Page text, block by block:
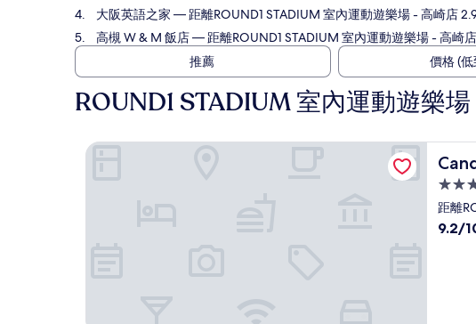
大阪英語之家 — 距離ROUND1 STADIUM 室內運動遊樂場 - 高崎店
高槻 W & M 飯店— 距離ROUND1 STADIUM 室內運動遊樂場 - 高崎
推薦
價格 (
ROUND1 STADIUM 室內運動遊樂
4.0
星
級
距離
9.2
9.2/
Candeo Hotels 大阪枚方